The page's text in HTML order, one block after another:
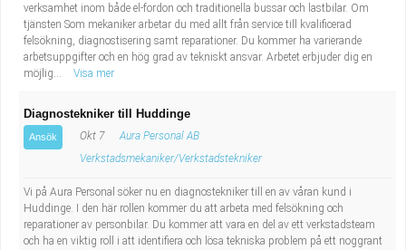
verksamhet inom både el-fordon och traditionella bussar och lastbilar. Om
tjänsten Som mekaniker arbetar du med allt från service till kvalificerad
felsökning, diagnostisering samt reparationer. Du kommer ha varierande
arbetsuppgifter och en hög grad av tekniskt ansvar. Arbetet erbjuder dig en
möjlig...
Visa mer
Diagnostekniker till Huddinge
Ansök Okt 7
Aura Personal AB
Verkstadsmekaniker/Verkstadstekniker
Vi på Aura Personal söker nu en diagnostekniker till en av våran kund i
Huddinge. I den här rollen kommer du att arbeta med felsökning och
reparationer av personbilar. Du kommer att vara en del av ett verkstadsteam
och ha en viktig roll i att identifiera och lösa tekniska problem på ett noggrant